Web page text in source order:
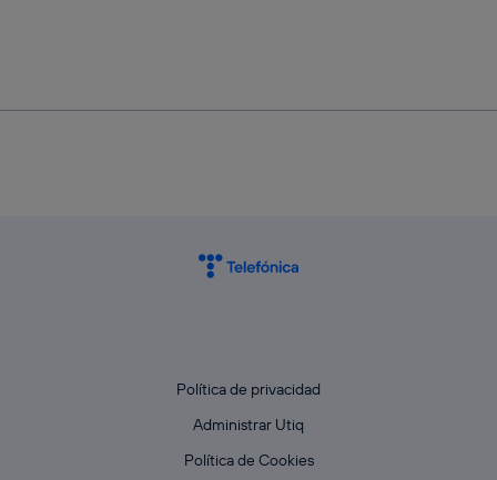
Política de privacidad
Administrar Utiq
Política de Cookies